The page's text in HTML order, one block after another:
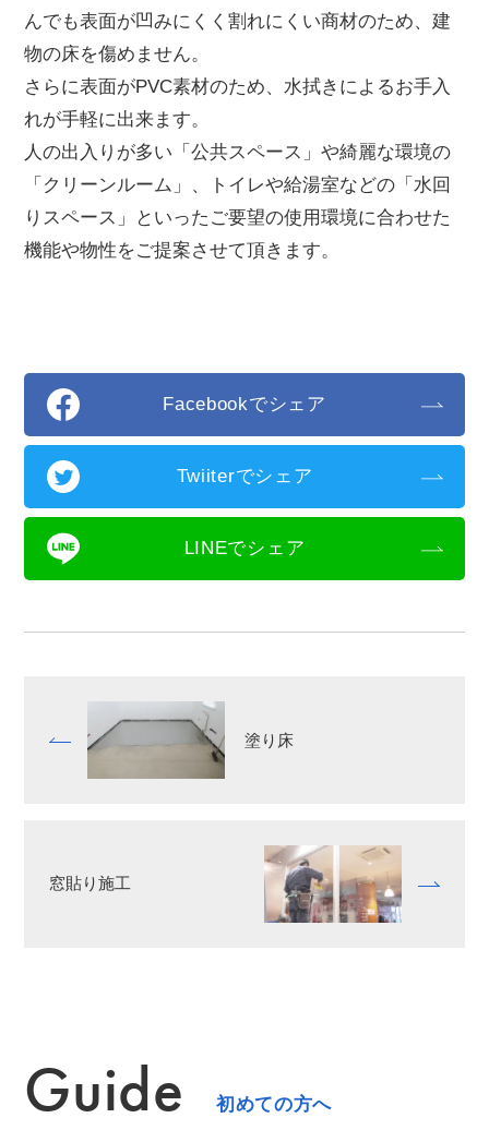
んでも表面が凹みにくく割れにくい商材のため、建
物の床を傷めません。
さらに表面がPVC素材のため、水拭きによるお手入
れが手軽に出来ます。
人の出入りが多い「公共スペース」や綺麗な環境の
「クリーンルーム」、トイレや給湯室などの「水回
りスペース」といったご要望の使用環境に合わせた
機能や物性をご提案させて頂きます。
Facebookでシェア
Twiiterでシェア
LINEでシェア
塗り床
窓貼り施⼯
Guide 初めての方へ